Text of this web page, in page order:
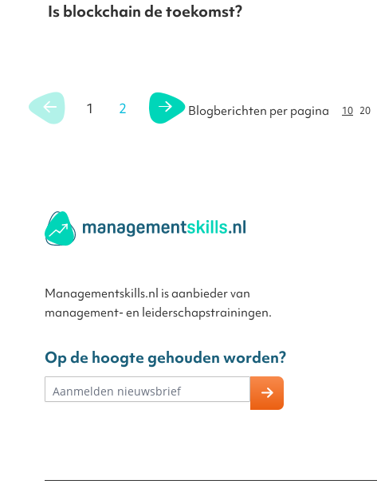
Is blockchain de toekomst?
U lees momenteel pagina
1 Pagina
2 Blogberichten per pagina 10 20
Managementskills.nl is aanbieder van
management- en leiderschapstrainingen.
Op de hoogte gehouden worden?
E-mailadres